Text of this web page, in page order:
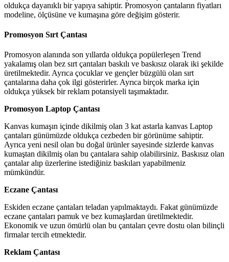
oldukça dayanıklı bir yapıya sahiptir. Promosyon çantaların fiyatları
modeline, ölçüsüne ve kumaşına göre değişim gösterir.
Promosyon Sırt Çantası
Promosyon alanında son yıllarda oldukça popülerleşen Trend
yakalamış olan bez sırt çantaları baskılı ve baskısız olarak iki şekilde
üretilmektedir. Ayrıca çocuklar ve gençler büzgülü olan sırt
çantalarına daha çok ilgi gösterirler. Ayrıca birçok marka için
oldukça yüksek bir reklam potansiyeli taşımaktadır.
Promosyon Laptop Çantası
Kanvas kumaşın içinde dikilmiş olan 3 kat astarla kanvas Laptop
çantaları günümüzde oldukça cezbeden bir görünüme sahiptir.
Ayrıca yeni nesil olan bu doğal ürünler sayesinde sizlerde kanvas
kumaştan dikilmiş olan bu çantalara sahip olabilirsiniz. Baskısız olan
çantalar alıp üzerlerine istediğiniz baskıları yapabilmeniz
mümkündür.
Eczane Çantası
Eskiden eczane çantaları teladan yapılmaktaydı. Fakat günümüzde
eczane çantaları pamuk ve bez kumaşlardan üretilmektedir.
Ekonomik ve uzun ömürlü olan bu çantaları çevre dostu olan bilinçli
firmalar tercih etmektedir.
Reklam Çantası